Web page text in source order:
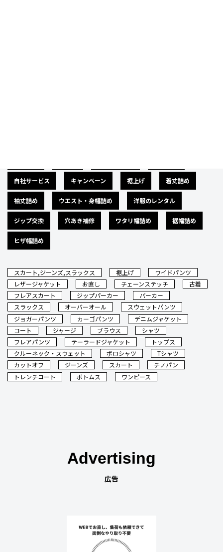
自社サービス キャンペーン 裾上げ 着丈詰め
袖丈詰め ウエスト・身幅詰め 洋服のレンタル
ジップ交換 穴あき補修 ワタリ幅詰め 裾幅詰め
ヒザ幅詰め
スカート,ジーンズ,スラックス 裾上げ
ワイドパンツ
レザージャケット
お直し チェーンステッチ
古着
フレアスカート
ジップパーカー
パーカー
スラックス
オーバーオール
スウェットパンツ
ジョガーパンツ
カーゴパンツ
デニムジャケット
コート
ジャージ ブラウス
シャツ
フレアパンツ
テーラードジャケット
トップス
クルーネック・スウェット
ポロシャツ
Tシャツ
カットオフ
ジーンズ スカート
チノパン
トレンチコート
ボトムス ワンピース
Advertising
広告